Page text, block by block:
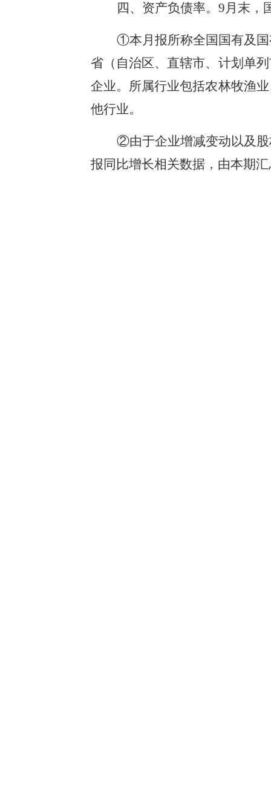
四、资产负债率。9月末，
①本月报所称全国国有及国
省（自治区、直辖市、计划单
企业。所属行业包括农林牧渔
他行业。
②由于企业增减变动以及
报同比增长相关数据，由本期